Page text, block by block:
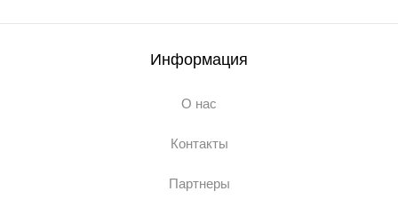
Информация
О нас
Контакты
Партнеры